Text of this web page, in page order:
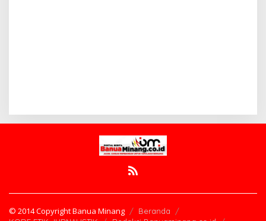
© 2014 Copyright Banua Minang
Beranda